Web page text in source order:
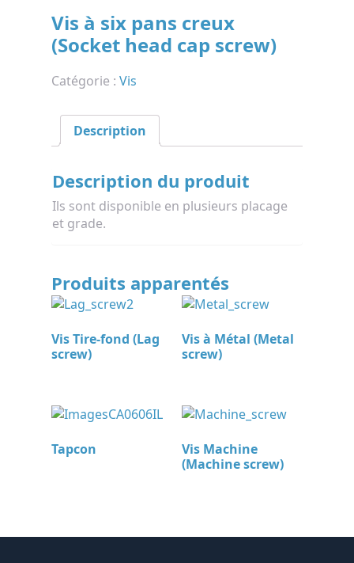
Vis à six pans creux
(Socket head cap screw)
Catégorie : Vis
Description
Description du produit
Ils sont disponible en plusieurs placage
et grade.
Produits apparentés
Vis Tire-fond (Lag
screw)
Vis à Métal (Metal
screw)
Tapcon
Vis Machine
(Machine screw)